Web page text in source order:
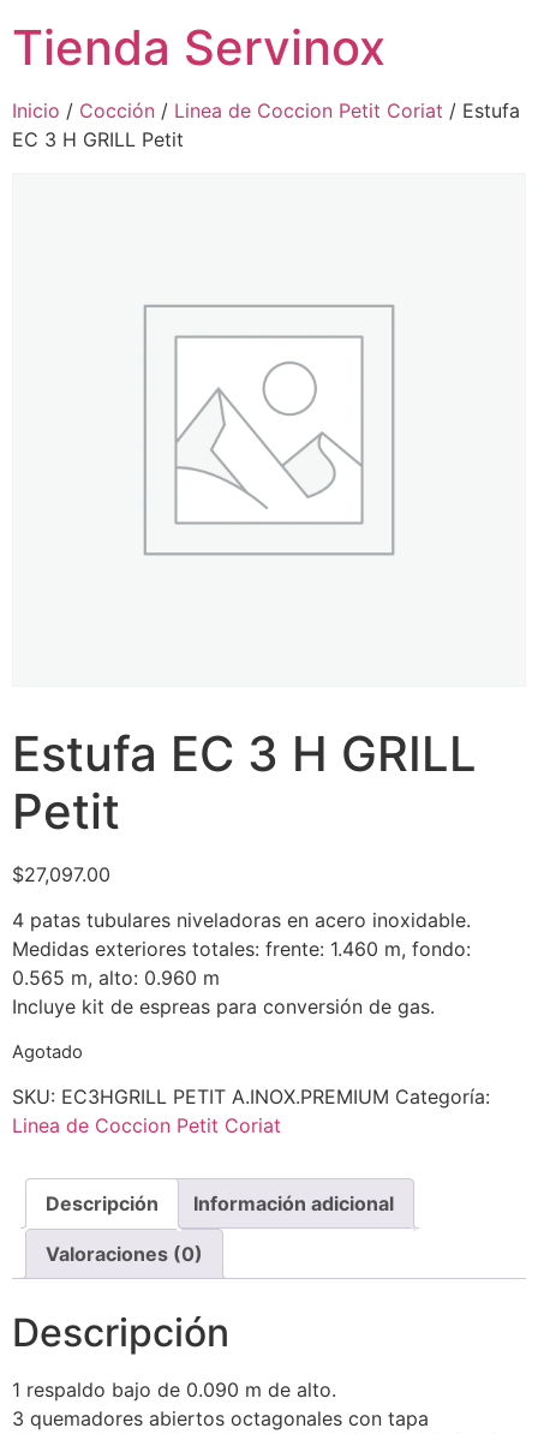
Tienda Servinox
Inicio / Cocción / Linea de Coccion Petit Coriat / Estufa
EC 3 H GRILL Petit
Estufa EC 3 H GRILL
Petit
$27,097.00
4 patas tubulares niveladoras en acero inoxidable.
Medidas exteriores totales: frente: 1.460 m, fondo:
0.565 m, alto: 0.960 m
Incluye kit de espreas para conversión de gas.
Agotado
SKU: EC3HGRILL PETIT A.INOX.PREMIUM Categoría:
Linea de Coccion Petit Coriat
Descripción Información adicional
Valoraciones (0)
Descripción
1 respaldo bajo de 0.090 m de alto.
3 quemadores abiertos octagonales con tapa